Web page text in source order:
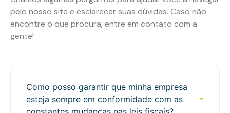
pelo nosso site e esclarecer suas dúvidas. Caso não
encontre o que procura, entre em contato com a
gente!
Como posso garantir que minha empresa
esteja sempre em conformidade com as